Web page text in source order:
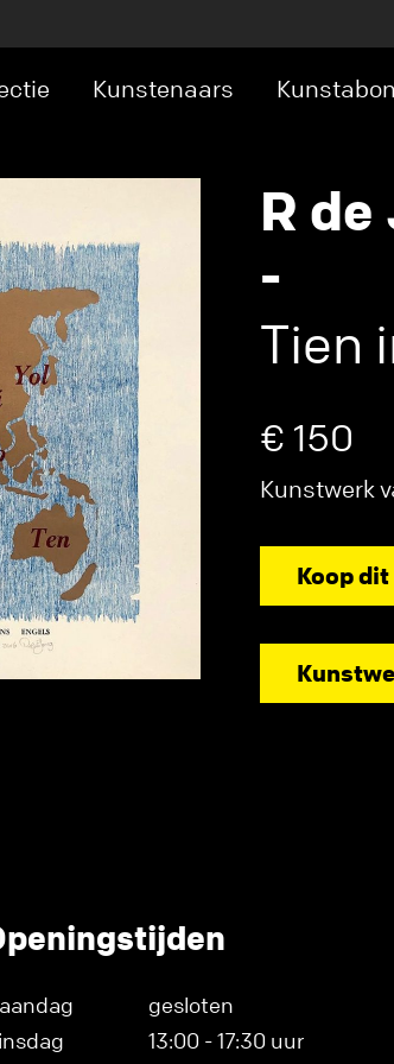
Kunstenaars
R de
-
Tien
€ 150
Kunstwerk
Koop
gesloten
13:00 - 17:30 uur